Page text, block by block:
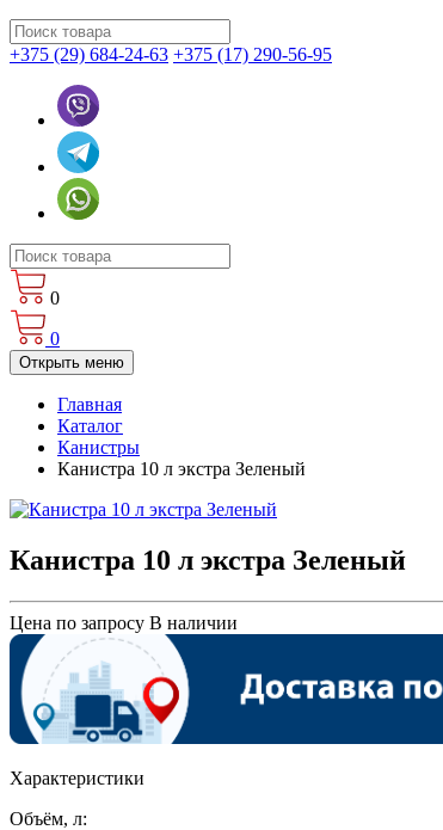
+375 (29) 684-24-63 +375 (17) 290-56-95
0
0
Открыть меню
Главная
Каталог
Канистры
Канистра 10 л экстра Зеленый
Канистра 10 л экстра Зеленый
Цена по запросу В наличии
Характеристики
Объём, л: